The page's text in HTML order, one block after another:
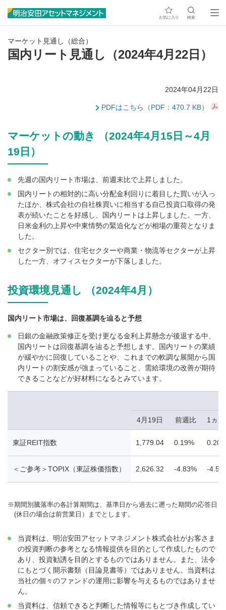
お気に入り 検索
マーケット見通し（総合）
国内リート見通し（2024年4月22日）
2024年04月22日
PDFはこちら（PDF：470.7 KB）
マーケットの動き （2024年4月15日～4月
19日）
先週の国内リート市場は、前週末比で上昇しました。
国内リートの相対的に高い分配金利回りに着目した買いが入っ
たほか、株式会社の自社株買いに相当する自己投資口取得の発
表が続いたことを好感し、国内リートは上昇しました。一方、
日米金利の上昇や中東情勢の緊迫化などが相場の重荷となりま
した。
セクター別では、住宅セクターや商業・物流等セクターが上昇
した一方、オフィスセクターが下落しました。
投資環境見通し （2024年4月）
国内リート市場は、回復基調を辿ると予想
日銀の金融政策修正を受け更なる金利上昇懸念が後退する中、
国内リートは回復基調を辿ると予想します。国内リートの業績
が緩やかに回復していることや、これまでの軟調な展開から国
内リートの割安感が強まっていること、需給環境の改善が期待
できることなどが好材料になるとみています。
4月19日 前週比 1ヵ
東証REIT指数 1,779.04 0.19%
＜ご参考＞TOPIX（東証株価指数） 2,626.32 -4.83% -
※期間別騰落率の各計算期間は、基準日から過去に遡った期間の応答日
(休日の場合は前営業日）までとします。
当資料は、明治安田アセットマネジメント株式会社がお客さま
の投資判断の参考となる情報提供を目的として作成したもので
あり、投資勧誘を目的とするものではありません。また、法令
にもとづく開示書類（目論見書等）ではありません。当資料は
当社の個々のファンドの運用に影響を与えるものではありませ
ん。
当資料は、信頼できると判断した情報等にもとづき作成してい